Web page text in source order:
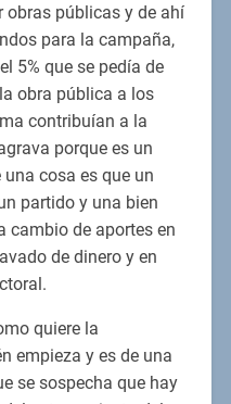
obras públicas y de ahí
para la campaña,
5% que se pedía de
obra pública a los
contribuían a la
porque es un
cosa es que un
partido y una bien
cambio de aportes en
de dinero y en
quiere la
empieza y es de una
se sospecha que hay